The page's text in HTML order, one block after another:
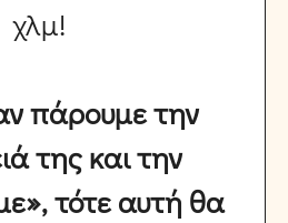
χλμ!
πάρουμε την
της και την
τότε αυτή θα